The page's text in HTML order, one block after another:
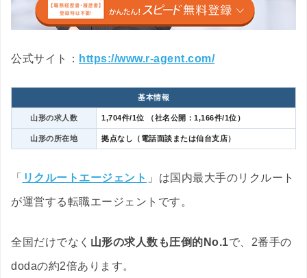
公式サイト： https://www.r-agent.com/
基本情報
山形の求人数 1,704件/1位 （社名公開：1,166件/1位）
山形の所在地 拠点なし（電話面談または仙台支店）
「 リクルートエージェント 」は国内最大手のリクルート
が運営する転職エージェントです。
全国だけでなく 山形の求人数も圧倒的No.1で、2番手の
dodaの約2倍あります。